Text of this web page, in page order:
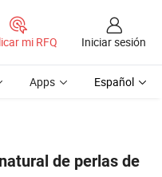
mi RFQ Iniciar sesión
Apps Español
de perlas de